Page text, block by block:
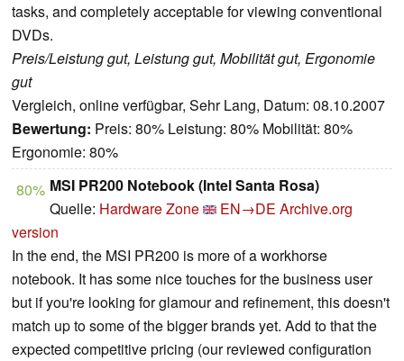
tasks, and completely acceptable for viewing conventional
DVDs.
Preis/Leistung gut, Leistung gut, Mobilität gut, Ergonomie
gut
Vergleich, online verfügbar, Sehr Lang, Datum: 08.10.2007
Bewertung: Preis: 80% Leistung: 80% Mobilität: 80%
Ergonomie: 80%
80% MSI PR200 Notebook (Intel Santa Rosa)
Quelle: Hardware Zone EN→DE Archive.org
version
In the end, the MSI PR200 is more of a workhorse
notebook. It has some nice touches for the business user
but if you're looking for glamour and refinement, this doesn't
match up to some of the bigger brands yet. Add to that the
expected competitive pricing (our reviewed configuration